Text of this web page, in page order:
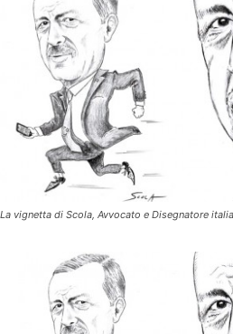
La vignetta di Scola, Avvocato e Disegnatore